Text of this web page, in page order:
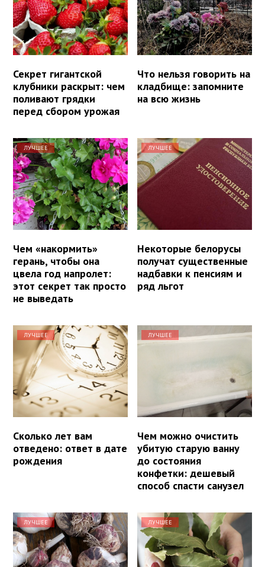
Секрет гигантской
клубники раскрыт: чем
поливают грядки
перед сбором урожая
Что нельзя говорить на
кладбище: запомните
на всю жизнь
ЛУЧШЕЕ
Чем «накормить»
герань, чтобы она
цвела год напролет:
этот секрет так просто
не выведать
ЛУЧШЕЕ
Некоторые белорусы
получат существенные
надбавки к пенсиям и
ряд льгот
ЛУЧШЕЕ
Сколько лет вам
отведено: ответ в дате
рождения
ЛУЧШЕЕ
Чем можно очистить
убитую старую ванну
до состояния
конфетки: дешевый
способ спасти санузел
ЛУЧШЕЕ ЛУЧШЕЕ